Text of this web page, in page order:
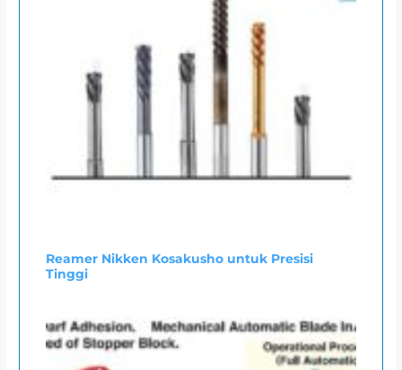
Reamer Nikken Kosakusho untuk Presisi
Tinggi